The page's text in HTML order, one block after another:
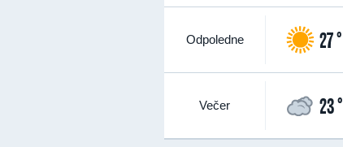
Odpoledne 27 °
Večer 23 °